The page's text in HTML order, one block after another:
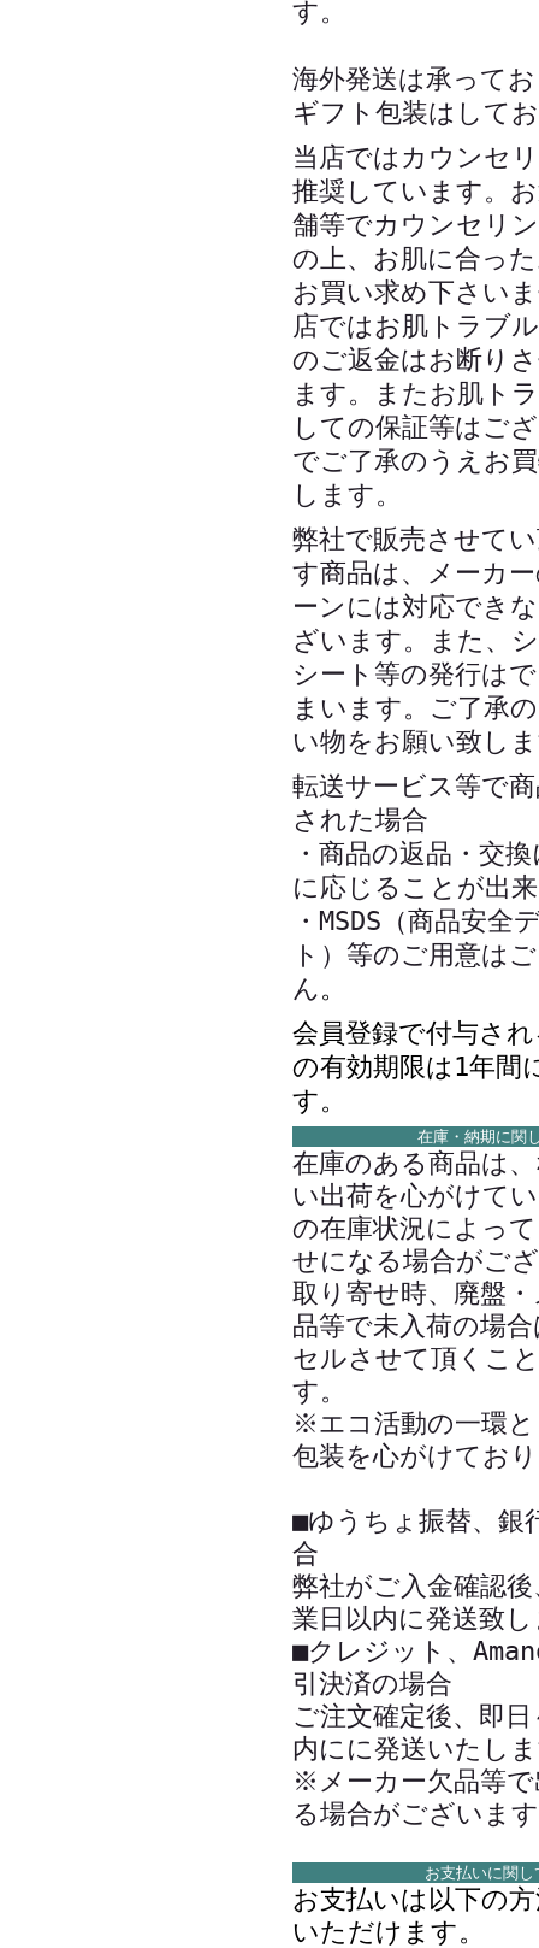
す。
海外発送は承って
ギフト包装はして
当店ではカウンセ
推奨しています。
舗等でカウンセリ
の上、お肌に合っ
お買い求め下さい
店ではお肌トラブ
のご返金はお断り
ます。またお肌ト
しての保証等はご
でご了承のうえお
します。
弊社で販売させて
す商品は、メーカ
ーンには対応でき
ざいます。また、
シート等の発行は
まいます。ご了承
い物をお願い致し
転送サービス等で
された場合
・商品の返品・交
に応じることが出
・MSDS（商品安全
ト）等のご用意は
ん。
会員登録で付与さ
の有効期限は1年間
す。
在庫・納期に関
在庫のある商品は
い出荷を心がけて
の在庫状況によっ
せになる場合がご
取り寄せ時、廃盤
品等で未入荷の場
セルさせて頂くこ
す。
※エコ活動の一環
包装を心がけてお
■ゆうちょ振替、銀
合
弊社がご入金確認
業日以内に発送致
■クレジット、
引決済の場合
ご注文確定後、即
内にに発送いたし
※メーカー欠品等
る場合がございま
お支払いに関し
お支払いは以下の
いただけます。